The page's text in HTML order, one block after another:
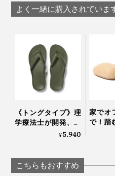
よく一緒に購入されていま
《トングタイプ》理
学療法士が開発、世
界600万人の足を支
Archies
¥5,940
家でオ
で！踏
ら元
こちらもおすすめ